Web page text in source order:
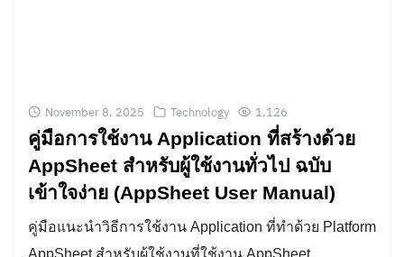
November 8, 2025 Technology 1,126
คู่มือการใช้งาน Application ที่สร้างด้วย
AppSheet สำหรับผู้ใช้งานทั่วไป ฉบับ
เข้าใจง่าย (AppSheet User Manual)
คู่มือแนะนำวิธีการใช้งาน Application ที่ทำด้วย Platform
AppSheet สำหรับผู้ใช้งานที่ใช้งาน AppSheet